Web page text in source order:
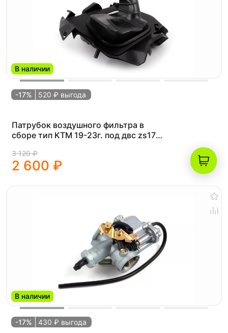
В наличии
-17% 520 ₽ выгода
Патрубок воздушного фильтра в
сборе тип KTM 19-23г. под двс zs172
3 120 ₽
2 600 ₽
В наличии
-17% 430 ₽ выгода